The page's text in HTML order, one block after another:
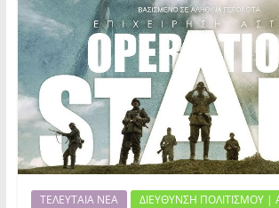
ΤΕΛΕΥΤΑΙΑ ΝΕΑ ΔΙΕΥΘΥΝΣΗ ΠΟΛΙΤΙΣΜΟΥ |